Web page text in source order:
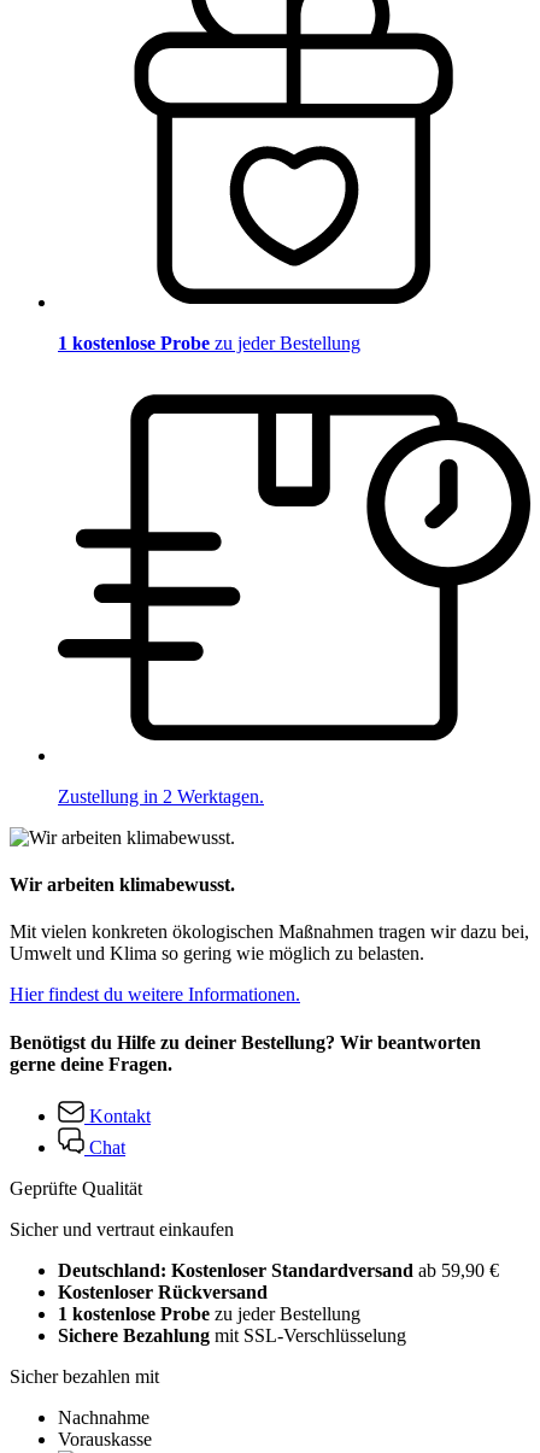
1 kostenlose Probe zu jeder Bestellung
Zustellung in 2 Werktagen.
Wir arbeiten klimabewusst.
Mit vielen konkreten ökologischen Maßnahmen tragen wir dazu bei,
Umwelt und Klima so gering wie möglich zu belasten.
Hier findest du weitere Informationen.
Benötigst du Hilfe zu deiner Bestellung? Wir beantworten
gerne deine Fragen.
Kontakt
Chat
Geprüfte Qualität
Sicher und vertraut einkaufen
Deutschland: Kostenloser Standardversand ab 59,90 €
Kostenloser Rückversand
1 kostenlose Probe zu jeder Bestellung
Sichere Bezahlung mit SSL-Verschlüsselung
Sicher bezahlen mit
Nachnahme
Vorauskasse